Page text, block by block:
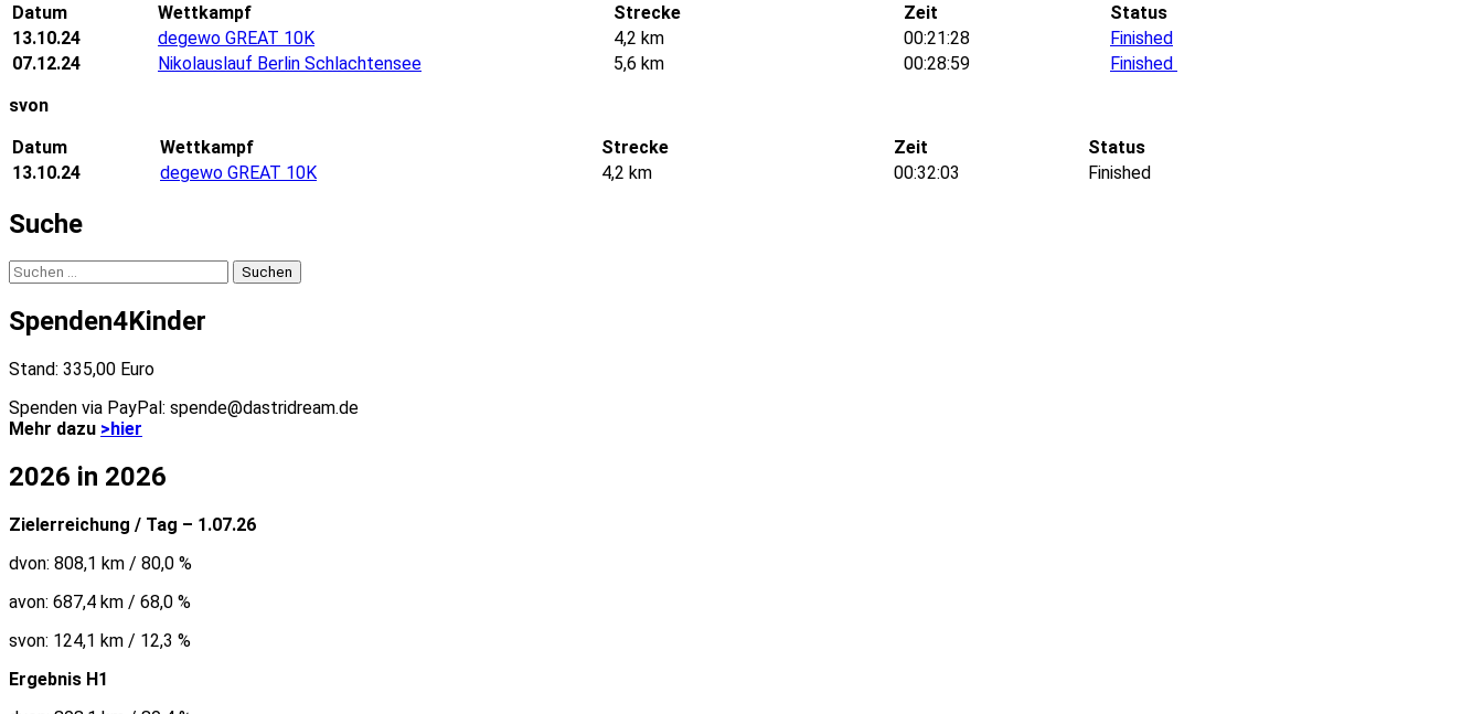
Datum
Wettkampf Strecke Zeit
Status
13.10.24
degewo GREAT 10K 4,2 km 00:21:28
Finished
07.12.24
Nikolauslauf Berlin Schlachtensee 5,6 km 00:28:59
Finished
svon
Datum
Wettkampf Strecke Zeit
Status
13.10.24
degewo GREAT 10K 4,2 km 00:32:03 Finished
Suche
Suchen
Spenden4Kinder
Stand: 335,00 Euro
Spenden via PayPal: spende@dastridream.de
Mehr dazu >hier
2026 in 2026
Zielerreichung / Tag – 1.07.26
dvon: 808,1 km / 80,0 %
avon: 687,4 km / 68,0 %
svon: 124,1 km / 12,3 %
Ergebnis H1